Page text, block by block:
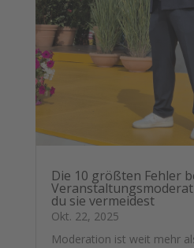
Die 10 größten Fehler
du sie vermeidest
Okt. 22, 2025
Moderation ist weit mehr